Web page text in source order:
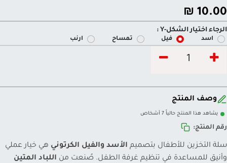
10.00
₪
الرجاء اختيار الشكل-Y :
اسد فيل تمساح ارنب
وصف المنتج
يشاهد هذا المنتج حالياً 7 أشخاص
رقم المنتج:
سلة التخزين للأطفال بتصميم الأسد والفيل الكرتوني هي خيار عملي
وأنيق للمساعدة في تنظيم غرفة الطفل. صُنعت من اللباد المتين